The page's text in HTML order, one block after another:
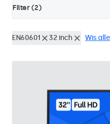
Filter (2)
EN60601 32 inch Wis